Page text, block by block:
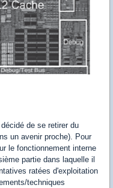
de se retirer du
un avenir proche). Pour
le fonctionnement interne
partie dans laquelle il
ratées d'exploitation
techniques